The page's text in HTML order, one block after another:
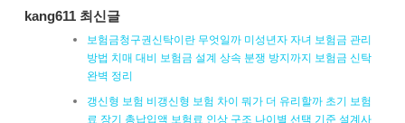
kang611 최신글
보험금청구권신탁이란 무엇일까 미성년자 자녀 보험금 관리
방법 치매 대비 보험금 설계 상속 분쟁 방지까지 보험금 신탁
완벽 정리
갱신형 보험 비갱신형 보험 차이 뭐가 더 유리할까 초기 보험
료 장기 총납입액 보험료 인상 구조 나이별 선택 기준 설계사